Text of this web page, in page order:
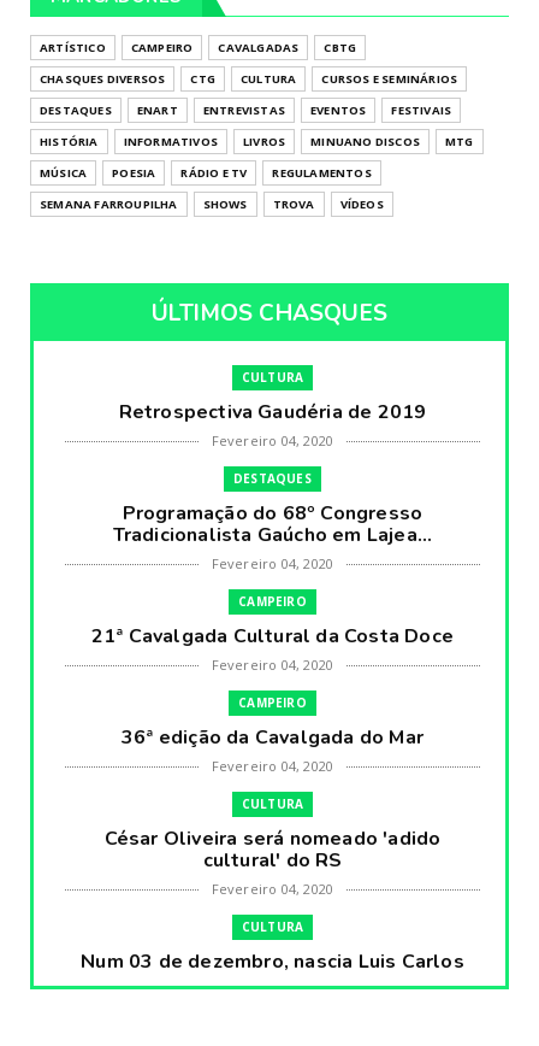
ARTÍSTICO CAMPEIRO CAVALGADAS
CBTG
CHASQUES DIVERSOS
CTG CULTURA
CURSOS E SEMINÁRIOS
DESTAQUES
ENART ENTREVISTAS EVENTOS
FESTIVAIS
HISTÓRIA
INFORMATIVOS LIVROS MINUANO DISCOS
MTG
MÚSICA
POESIA RÁDIO E TV
REGULAMENTOS
SEMANA FARROUPILHA
SHOWS TROVA VÍDEOS
ÚLTIMOS CHASQUES
CULTURA
Retrospectiva Gaudéria de 2019
Fevereiro 04, 2020
DESTAQUES
Programação do 68º Congresso
Tradicionalista Gaúcho em Lajea...
Fevereiro 04, 2020
CAMPEIRO
21ª Cavalgada Cultural da Costa Doce
Fevereiro 04, 2020
CAMPEIRO
36ª edição da Cavalgada do Mar
Fevereiro 04, 2020
CULTURA
César Oliveira será nomeado 'adido
cultural' do RS
Fevereiro 04, 2020
CULTURA
Num 03 de dezembro, nascia Luis Carlos
Prestes, o Cavaleiro ...